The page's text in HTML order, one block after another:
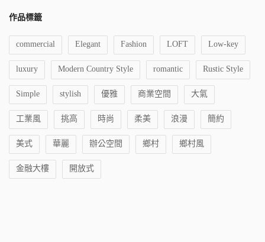
作品標籤
commercial Elegant Fashion LOFT Low-key
luxury Modern Country Style romantic Rustic Style
Simple stylish 優雅 商業空間 大氣
工業風 挑高 時尚 柔美 浪漫 簡約
美式 華麗 辦公空間 鄉村 鄉村風
金融大樓 開放式